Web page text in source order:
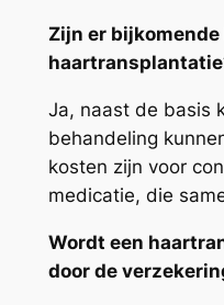
Zijn er
Ja, naast de basis
behandeling
kosten zijn voor
medicatie, die
Wordt een
door de